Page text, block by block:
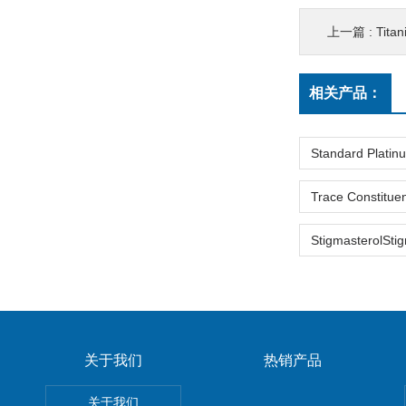
上一篇 : Titanium -
相关产品：
关于我们
关于我们
热销产品